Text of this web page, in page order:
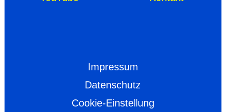
Impressum
Datenschutz
Cookie-Einstellung